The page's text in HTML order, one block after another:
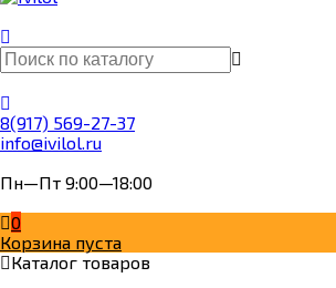
8(917) 569-27-37
info@ivilol.ru
Пн—Пт 9:00—18:00
0
Корзина пуста
Каталог товаров